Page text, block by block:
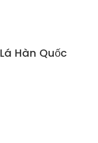
Hàn Quốc